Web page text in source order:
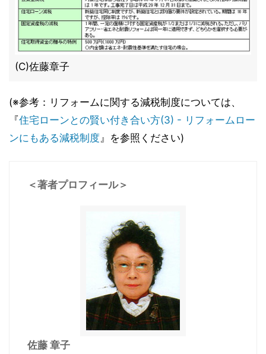
(C)佐藤章子
(※参考：リフォームに関する減税制度については、
『住宅ローンとの賢い付き合い方(3) - リフォームロー
ンにもある減税制度』を参照ください)
＜著者プロフィール＞
佐藤 章子